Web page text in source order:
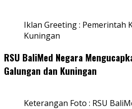
Iklan Greeting : Pemerintah
Kuningan
RSU BaliMed Negara
Galungan dan Kuningan
Keterangan Foto : RSU